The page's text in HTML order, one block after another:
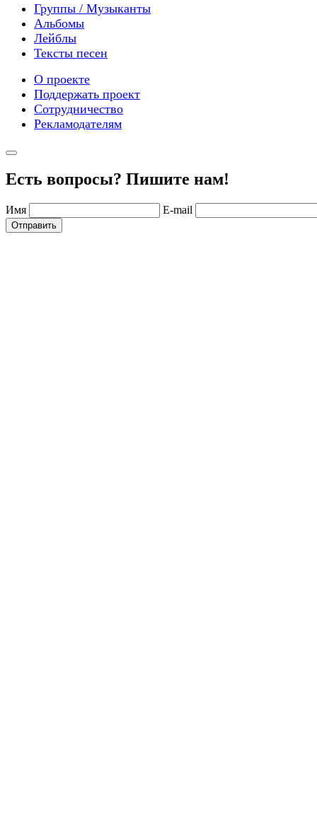
Группы / Музыканты
Альбомы
Лейблы
Тексты песен
О проекте
Поддержать проект
Сотрудничество
Рекламодателям
Есть вопросы? Пишите нам!
Имя E-mail